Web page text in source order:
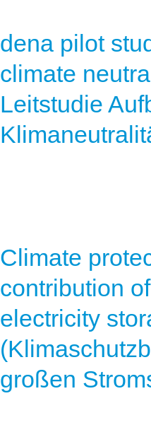
dena pilot
climate
Leitstudie
Climate
contribution
electricity
großen